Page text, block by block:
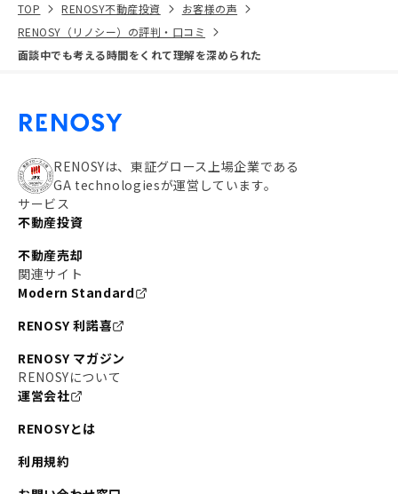
TOP RENOSY不動産投資
お客様の声
RENOSY（リノシー）の評判・口コミ
面談中でも考える時間をくれて理解を深められた
RENOSYは、東証グロース上場企業である
GA technologiesが運営しています。
サービス
不動産投資
不動産売却
関連サイト
Modern Standard
RENOSY 利諾喜
RENOSY マガジン
RENOSYについて
運営会社
RENOSYとは
利用規約